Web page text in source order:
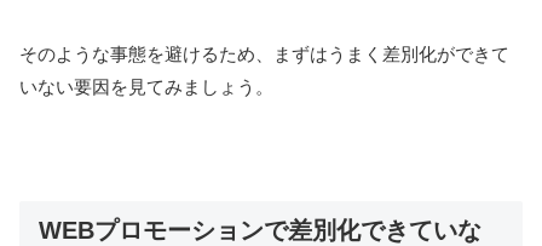
そのような事態を避けるため、まずはうまく差別化ができて
いない要因を見てみましょう。
WEBプロモーションで差別化できていな